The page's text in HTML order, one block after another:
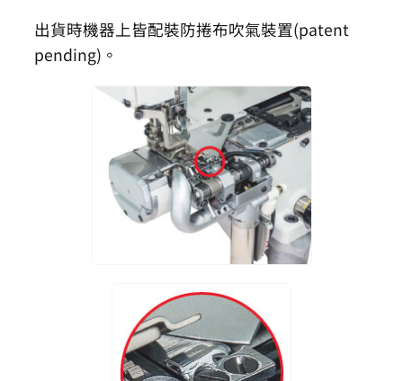
出貨時機器上皆配裝防捲布吹氣裝置(patent
pending)。